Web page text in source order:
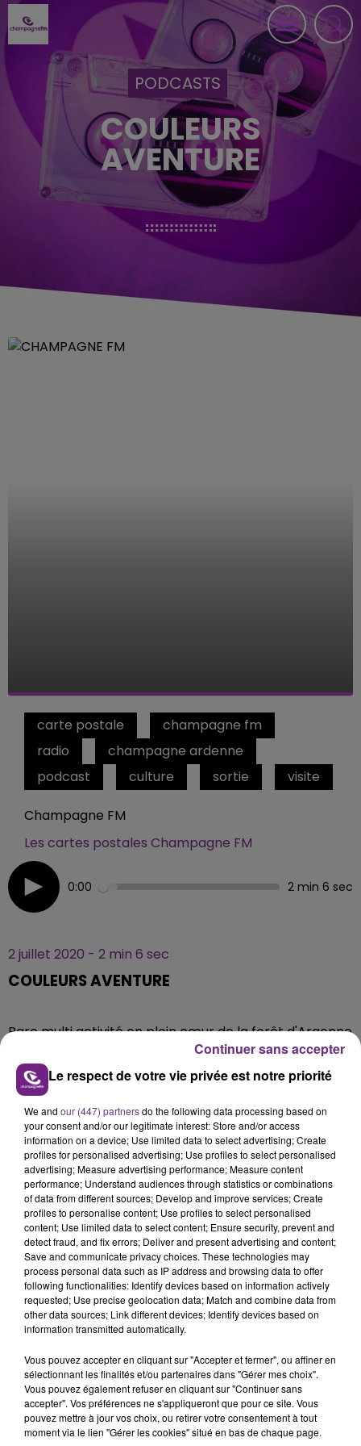
PODCASTS
COULEURS
AVENTURE
carte postale
champagne fm
radio
champagne ardenne
podcast
culture sortie visite
Champagne FM
Les cartes postales Champagne FM
0:00 2 min 6 sec
2 juillet 2020 - 2 min 6 sec
COULEURS AVENTURE
Parc multi activité en plein cœur de la forêt d'Argonne
dans la Marne. Venez vous tester à l'accrobranche
mais également au boot camp, l'activité la plus prisée
en ce moment. Une fois l'effort fait, on vous propose
une séance spa. Bonne écoute
TITRES DIFFUSÉS
20h35
20h35 20h31
20h31
Le respect de votre vie privée est notre priorité
We and our (447) partnersdo the following data processing based on
your consent and/or our legitimate interest: Store and/or access
information on a device; Use limited data to select advertising; Create
profiles for personalised advertising; Use profiles to select personalised
advertising; Measure advertising performance; Measure content
performance; Understand audiences through statistics or combinations
of data from different sources; Develop and improve services; Create
profiles to personalise content; Use profiles to select personalised
content; Use limited data to select content; Ensure security, prevent and
detect fraud, and fix errors; Deliver and present advertising and content;
Save and communicate privacy choices. These technologies may
process personal data such as IP address and browsing data to offer
following functionalities: Identify devices based on information actively
requested; Use precise geolocation data; Match and combine data from
other data sources; Link different devices; Identify devices based on
information transmitted automatically.
Vous pouvez accepter en cliquant sur "Accepter et fermer", ou affiner en
sélectionnant les finalités et/ou partenaires dans "Gérer mes choix".
Vous pouvez également refuser en cliquant sur "Continuer sans
accepter". Vos préférences ne s'appliqueront que pour ce site. Vous
pouvez mettre à jour vos choix, ou retirer votre consentement à tout
moment via le lien "Gérer les cookies" situé en bas de chaque page.
Continuer sans accepter